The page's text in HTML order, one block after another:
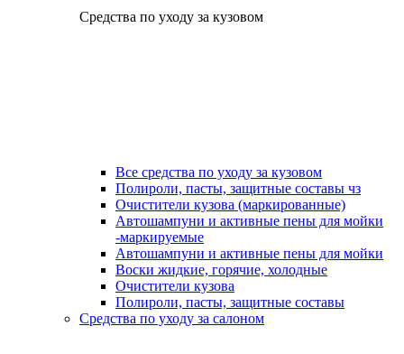
Средства по уходу за кузовом
Все средства по уходу за кузовом
Полироли, пасты, защитные составы чз
Очистители кузова (маркированные)
Автошампуни и активные пены для мойки
-маркируемые
Автошампуни и активные пены для мойки
Воски жидкие, горячие, холодные
Очистители кузова
Полироли, пасты, защитные составы
Средства по уходу за салоном